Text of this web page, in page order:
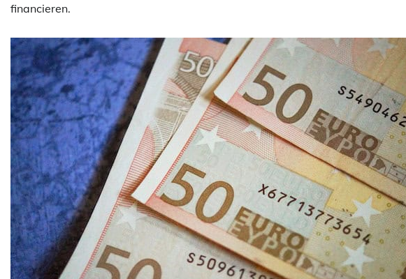
financieren.